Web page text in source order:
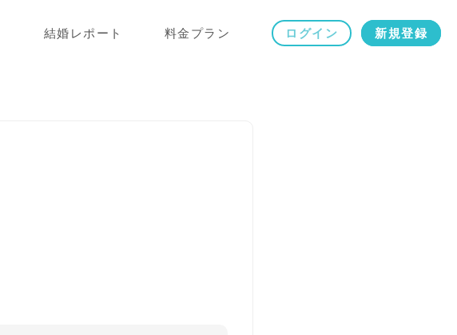
結婚レポート 料金プラン ログイン 新規登録